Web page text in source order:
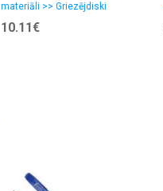
350x2.5x25.40
materiāli >> Griezējdiski
10.11€